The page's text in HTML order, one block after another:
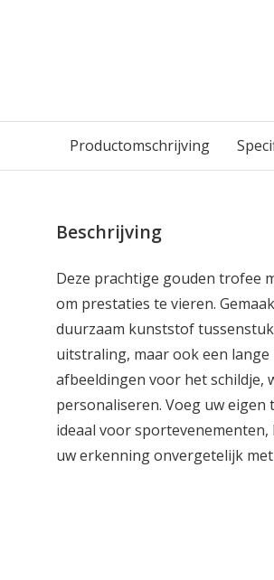
Productomschrijving
Beschrijving
Deze prachtige gouden trofee
om prestaties te vieren.
duurzaam kunststof
uitstraling, maar ook een
afbeeldingen voor het schildje,
personaliseren. Voeg uw
ideaal voor
uw erkenning onvergetelijk